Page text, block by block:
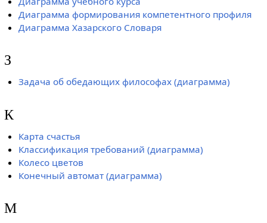
Диаграмма формирования компетентного профиля
Диаграмма Хазарского Словаря
З
Задача об обедающих философах (диаграмма)
К
Карта счастья
Классификация требований (диаграмма)
Колесо цветов
Конечный автомат (диаграмма)
М